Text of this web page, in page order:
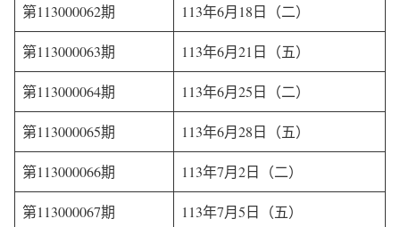
第113000062期 113年6月18日（二）
第113000063期 113年6月21日（五）
第113000064期 113年6月25日（二）
第113000065期 113年6月28日（五）
第113000066期 113年7月2日（二）
第113000067期
113年7月5日（五）